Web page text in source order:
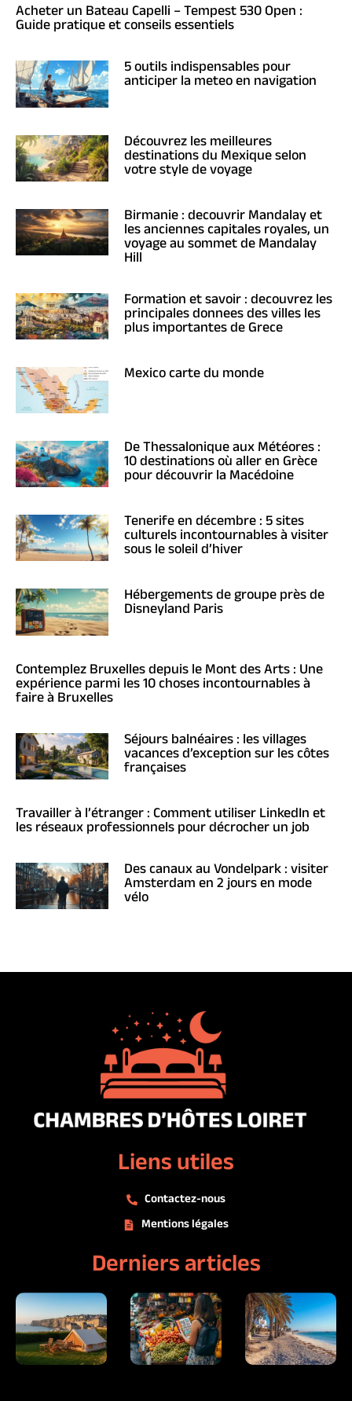
Acheter un Bateau Capelli – Tempest 530 Open :
Guide pratique et conseils essentiels
5 outils indispensables pour
anticiper la meteo en navigation
Découvrez les meilleures
destinations du Mexique selon
votre style de voyage
Birmanie : decouvrir Mandalay et
les anciennes capitales royales, un
voyage au sommet de Mandalay
Hill
Formation et savoir : decouvrez les
principales donnees des villes les
plus importantes de Grece
Mexico carte du monde
De Thessalonique aux Météores :
10 destinations où aller en Grèce
pour découvrir la Macédoine
Tenerife en décembre : 5 sites
culturels incontournables à visiter
sous le soleil d’hiver
Hébergements de groupe près de
Disneyland Paris
Contemplez Bruxelles depuis le Mont des Arts : Une
expérience parmi les 10 choses incontournables à
faire à Bruxelles
Séjours balnéaires : les villages
vacances d’exception sur les côtes
françaises
Travailler à l’étranger : Comment utiliser LinkedIn et
les réseaux professionnels pour décrocher un job
Des canaux au Vondelpark : visiter
Amsterdam en 2 jours en mode
vélo
Liens utiles
Contactez-nous
Mentions légales
Derniers articles